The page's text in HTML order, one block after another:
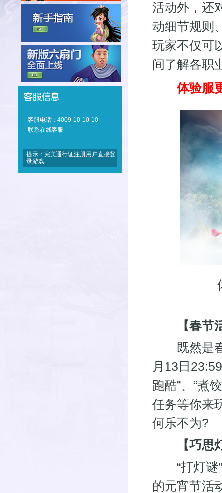
客服电话：4009-10-10-10
联系在线客服
提示：完美通行证注册用户直接登
录游戏
活动外，还
动细节规则
玩家不仅可
间了解各职
体验服
【春节活
既然是春
月13日
跑酷”、“煮
任务等你来
何乐不为?
【巧思灯
“打灯谜”
的元宵节活